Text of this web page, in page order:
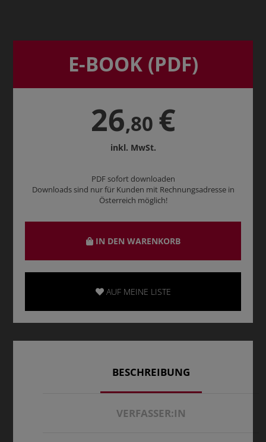
E-BOOK (PDF)
26,80 €
inkl. MwSt.
PDF sofort downloaden
Downloads sind nur für Kunden mit Rechnungsadresse in
Österreich möglich!
IN DEN WARENKORB
AUF MEINE LISTE
BESCHREIBUNG
VERFASSER:IN